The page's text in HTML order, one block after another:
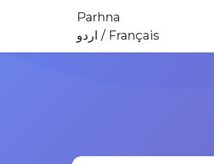
Parhna
اردو / Français